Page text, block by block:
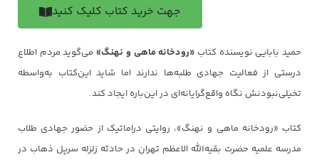
جهت خرید کتاب کلیک کنید
حمید بابایی نویسنده کتاب «رودخانه ماهی و نهنگ» می‌گوید مردم اطلاع
درستی از فعالیت جهادی طلبه‌ها ندارند اما شاید این‌کتاب به‌واسطه
تخیلی‌نبودنش نگاه واقع‌گرایانه‌ای در این‌باره ایجاد کند.
کتاب «رودخانه ماهی و نهنگ»، روایتی دراماتیک از حضور جهادی طلاب
مدرسه علمیه حضرت بقیه‌الله الاعظم تهران در حادثه زلزله سرپل ذهاب در